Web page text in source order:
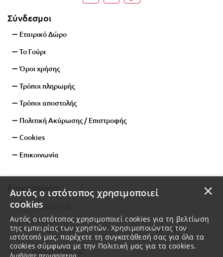
Σύνδεσμοι
Εταιρικό Δώρο
Το Γούρι
Όροι χρήσης
Τρόποι πληρωμής
Τρόποι αποστολής
Πολιτική Ακύρωσης / Επιστροφής
Cookies
Επικοινωνία
Επικοινωνία
2102201436
Εθνάρχου Μακαρίου 92, Δάφνη, 17234, Αττική
info@togouri.gr
×
Αυτός ο ιστότοπος χρησιμοποιεί
cookies
Αυτός ο ιστότοπος χρησιμοποιεί cookies για τη βελτίωση
της εμπειρίας των χρηστών. Χρησιμοποιώντας τον
ιστότοπό μας, παρέχετε τη συγκατάθεσή σας για όλα τα
cookies σύμφωνα με την Πολιτική μας για τα cookies.
Διαβάστε περισσότερα